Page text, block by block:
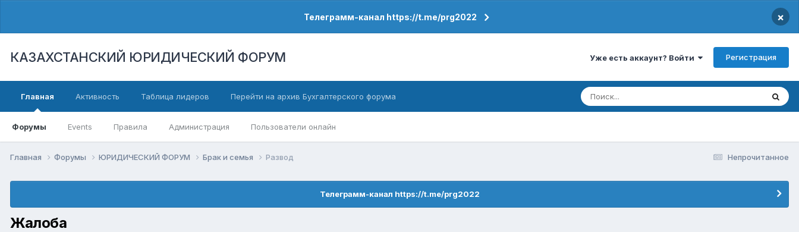
Телеграмм-канал https://t.me/prg2022 ×
КАЗАХСТАНСКИЙ ЮРИДИЧЕСКИЙ ФОРУМ Уже есть аккаунт? Войти Регистрация
Главная
Форумы Events Правила Администрация Пользователи онлайн
Активность Таблица лидеров Перейти на архив Бухгалтерского форума
Непрочитанное
Главная Форумы ЮРИДИЧЕСКИЙ ФОРУМ Брак и семья Развод
Телеграмм-канал https://t.me/prg2022
Жалоба